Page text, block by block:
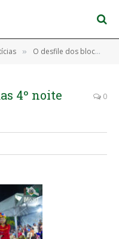
» O desfile dos blocos no corredor da folia foi simplesmente incrível em Moju
4º noite
0